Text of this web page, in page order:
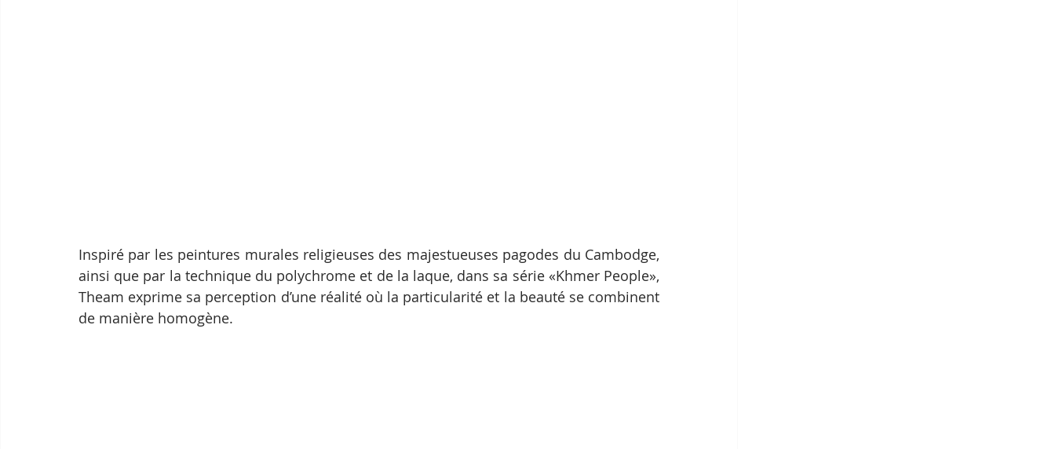
Inspiré par les peintures murales religieuses des majestueuses pagodes du Cambodge,
ainsi que par la technique du polychrome et de la laque, dans sa série «Khmer People»,
Theam exprime sa perception d’une réalité où la particularité et la beauté se combinent
de manière homogène.